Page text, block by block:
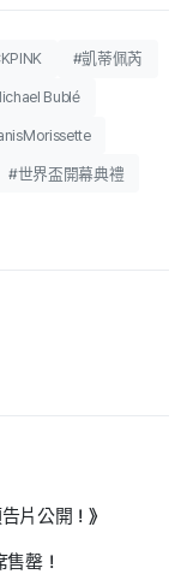
#凱蒂佩芮
Bublé
#世界盃開幕典禮
片公開！》
罄！